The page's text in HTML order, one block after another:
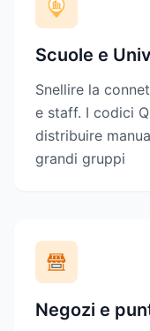
Scuole e
Snellire la
e staff. I codici
distribuire
grandi gruppi
Negozi e